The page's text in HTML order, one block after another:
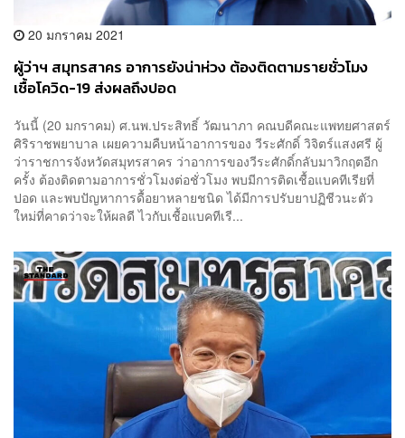
20 มกราคม 2021
ผู้ว่าฯ สมุทรสาคร อาการยังน่าห่วง ต้องติดตามรายชั่วโมง
เชื้อโควิด-19 ส่งผลถึงปอด
วันนี้ (20 มกราคม) ศ.นพ.ประสิทธิ์ วัฒนาภา คณบดีคณะแพทยศาสตร์
ศิริราชพยาบาล เผยความคืบหน้าอาการของ วีระศักดิ์ วิจิตร์แสงศรี ผู้
ว่าราชการจังหวัดสมุทรสาคร ว่าอาการของวีระศักดิ์กลับมาวิกฤตอีก
ครั้ง ต้องติดตามอาการชั่วโมงต่อชั่วโมง พบมีการติดเชื้อแบคทีเรียที่
ปอด และพบปัญหาการดื้อยาหลายชนิด ได้มีการปรับยาปฏิชีวนะตัว
ใหม่ที่คาดว่าจะให้ผลดี ไวกับเชื้อแบคทีเรี...